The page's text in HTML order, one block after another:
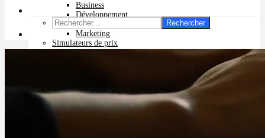
Business
Développement
Graphisme
Marketing
Simulateurs de prix
Prix pub Instagram
Prix logiciel
Prix chatbot
Rechercher